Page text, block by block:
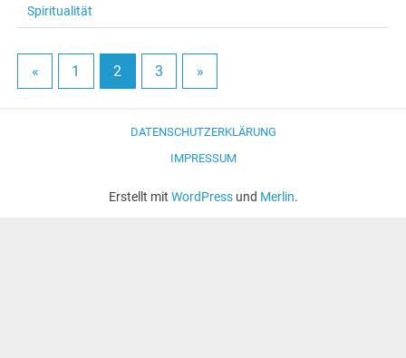
Spiritualität
« 1 2 3 »
DATENSCHUTZERKLÄRUNG
IMPRESSUM
Erstellt mit WordPressund Merlin.